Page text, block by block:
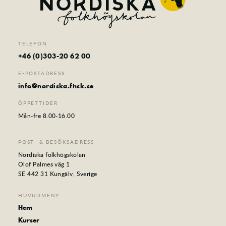
TELEFON
+46 (0)303-20 62 00
E-POSTADRESS
info@nordiska.fhsk.se
ÖPPETTIDER
Mån-fre 8.00-16.00
POST- & BESÖKSADRESS
Nordiska folkhögskolan
Olof Palmes väg 1
SE 442 31 Kungälv, Sverige
HUVUDMENY
Hem
Kurser